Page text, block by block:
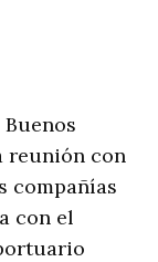
reunión con
compañías
con el